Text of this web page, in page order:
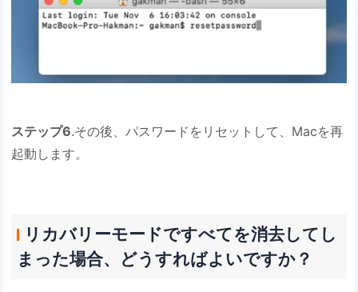
ステップ6.その後、パスワードをリセットして、Macを再
起動します。
リカバリーモードですべてを消去してし
まった場合、どうすればよいですか？